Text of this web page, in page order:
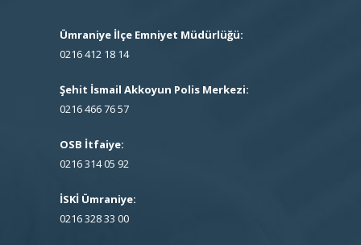
Ümraniye İlçe Emniyet Müdürlüğü:
0216 412 18 14
Şehit İsmail Akkoyun Polis Merkezi:
0216 466 76 57
OSB İtfaiye:
0216 314 05 92
İSKİ Ümraniye:
0216 328 33 00